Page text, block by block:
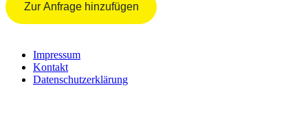
Zur Anfrage hinzufügen
Impressum
Kontakt
Datenschutzerklärung